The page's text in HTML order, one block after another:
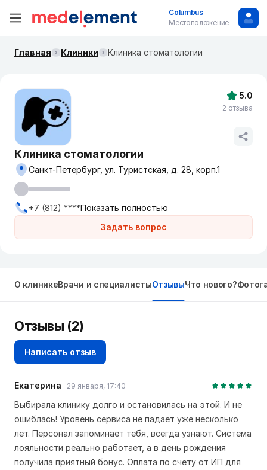
Columbus
Местоположение
Главная Клиники Клиника стоматологии
Клиника стоматологии
Задать вопрос
Санкт-Петербург, ул. Туристская, д. 28, корп.1
+7 (812) ****Показать полностью
5.0
2 отзыва
О клиникеВрачи и специалистыОтзывыЧто нового?
Отзывы (2)
Написать отзыв
Екатерина 29 января, 17:40
Выбирала клинику долго и остановилась на этой. И не
ошиблась! Уровень сервиса не падает уже несколько
лет. Персонал запоминает тебя, всегда узнают. Система
лояльности реально работает, а в день рождения
получила приятный бонус. Оплата по счету от ИП для